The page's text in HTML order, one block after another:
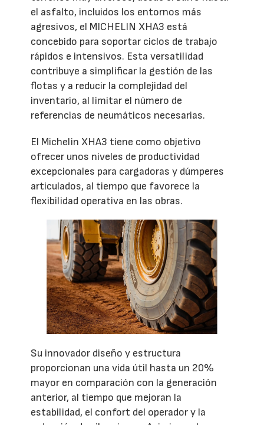
el asfalto, incluidos los entornos más
agresivos, el MICHELIN XHA3 está
concebido para soportar ciclos de trabajo
rápidos e intensivos. Esta versatilidad
contribuye a simplificar la gestión de las
flotas y a reducir la complejidad del
inventario, al limitar el número de
referencias de neumáticos necesarias.
El Michelin XHA3 tiene como objetivo
ofrecer unos niveles de productividad
excepcionales para cargadoras y dúmperes
articulados, al tiempo que favorece la
flexibilidad operativa en las obras.
Su innovador diseño y estructura
proporcionan una vida útil hasta un 20%
mayor en comparación con la generación
anterior, al tiempo que mejoran la
estabilidad, el confort del operador y la